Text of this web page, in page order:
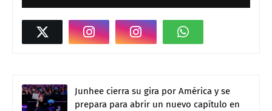
Junhee cierra su gira por América y se
prepara para abrir un nuevo capítulo en